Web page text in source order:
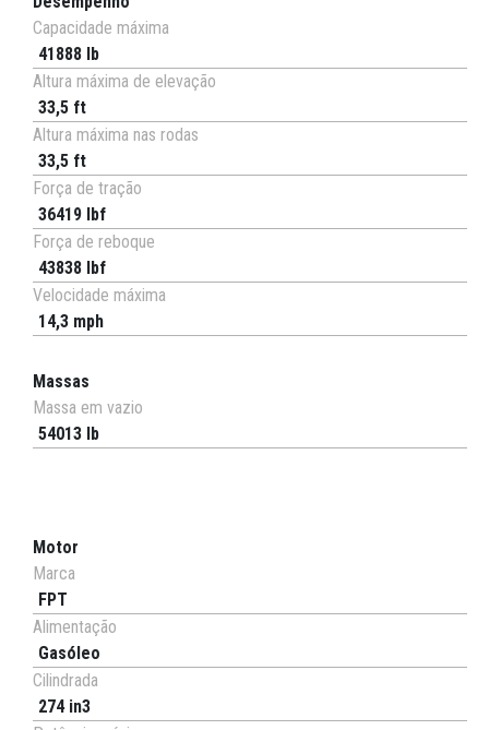
Capacidade máxima
41888 lb
Altura máxima de elevação
33,5 ft
Altura máxima nas rodas
33,5 ft
Força de tração
36419 lbf
Força de reboque
43838 lbf
Velocidade máxima
14,3 mph
Massas
Massa em vazio
54013 lb
Motor
Marca
FPT
Alimentação
Gasóleo
Cilindrada
274 in3